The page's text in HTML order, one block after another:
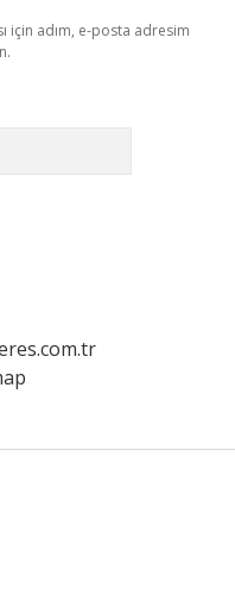
için adım, e-posta adresim